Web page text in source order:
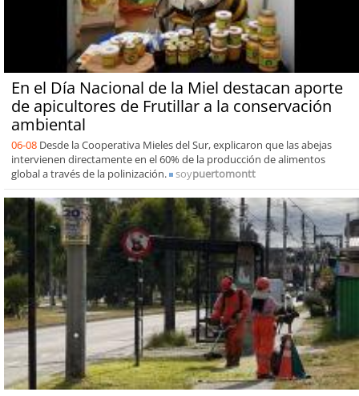
En el Día Nacional de la Miel destacan aporte
de apicultores de Frutillar a la conservación
ambiental
06-08 Desde la Cooperativa Mieles del Sur, explicaron que las abejas
intervienen directamente en el 60% de la producción de alimentos
global a través de la polinización.
soypuertomontt